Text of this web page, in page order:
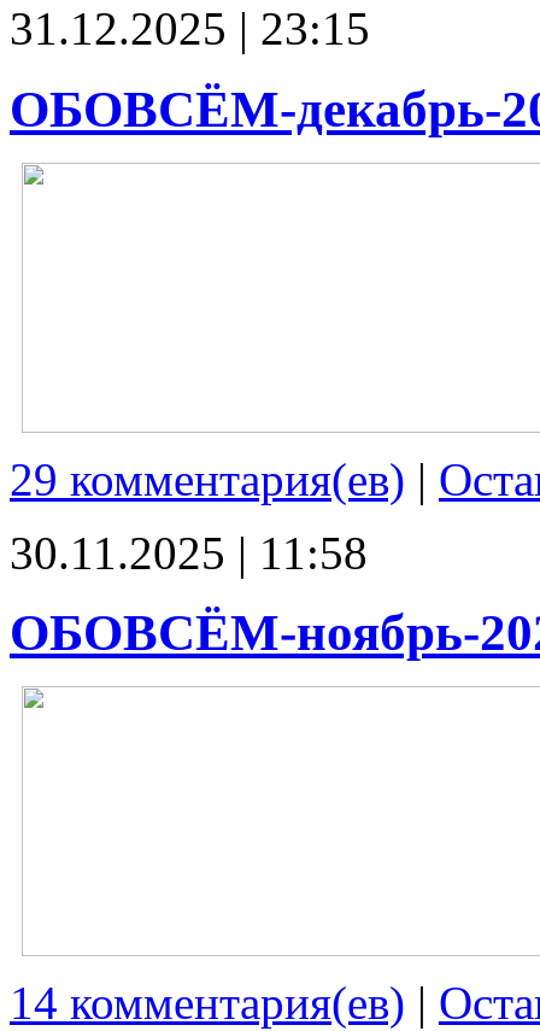
31.12.2025 | 23:15
ОБОВСЁМ-декабрь-
29 комментария(ев) |
30.11.2025 | 11:58
ОБОВСЁМ-ноябрь-
14 комментария(ев) |